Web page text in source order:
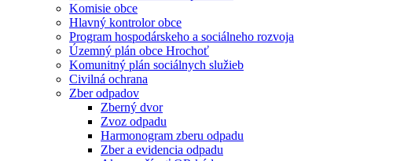
Komisie obce
Hlavný kontrolor obce
Program hospodárskeho a sociálneho rozvoja
Územný plán obce Hrochoť
Komunitný plán sociálnych služieb
Civilná ochrana
Zber odpadov
Zberný dvor
Zvoz odpadu
Harmonogram zberu odpadu
Zber a evidencia odpadu